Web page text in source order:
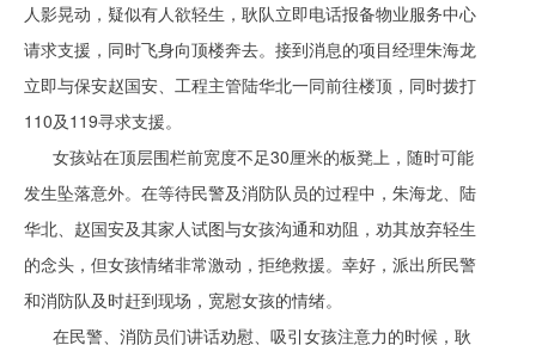
人影晃动，疑似有人欲轻生，耿队立即电话报备物业服务中心
请求支援，同时飞身向顶楼奔去。接到消息的项目经理朱海龙
立即与保安赵国安、工程主管陆华北一同前往楼顶，同时拨打
110及119寻求支援。
女孩站在顶层围栏前宽度不足30厘米的板凳上，随时可能
发生坠落意外。在等待民警及消防队员的过程中，朱海龙、陆
华北、赵国安及其家人试图与女孩沟通和劝阻，劝其放弃轻生
的念头，但女孩情绪非常激动，拒绝救援。幸好，派出所民警
和消防队及时赶到现场，宽慰女孩的情绪。
在民警、消防员们讲话劝慰、吸引女孩注意力的时候，耿